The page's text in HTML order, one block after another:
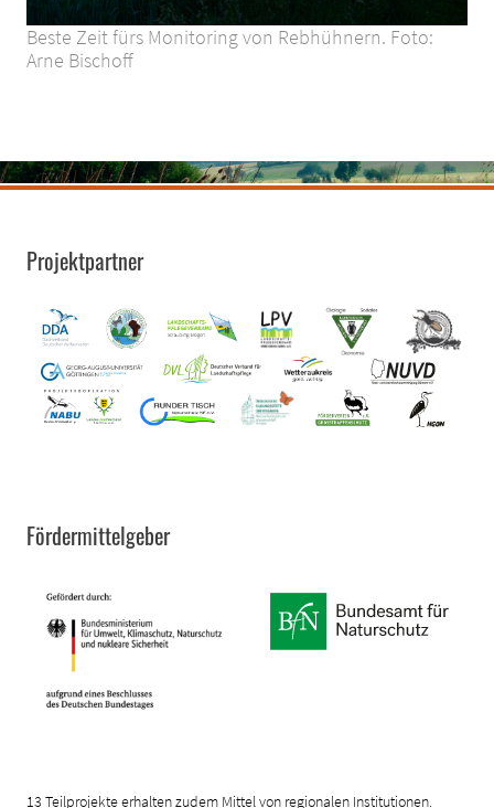
Beste Zeit fürs Monitoring von Rebhühnern. Foto:
Arne Bischoff
Projektpartner
Fördermittelgeber
13 Teilprojekte erhalten zudem Mittel von regionalen Institutionen.